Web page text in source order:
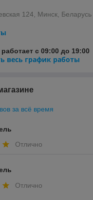
124, Минск, Беларусь
с 09:00 до 19:00
весь график работы
за всё время
Отлично
Отлично